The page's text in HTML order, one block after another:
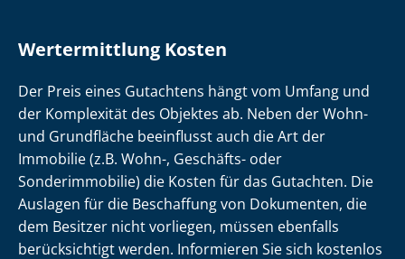
Wertermittlung Kosten
Der Preis eines Gutachtens hängt vom Umfang und
der Komplexität des Objektes ab. Neben der Wohn-
und Grundfläche beeinflusst auch die Art der
Immobilie (z.B. Wohn-, Geschäfts- oder
Sonderimmobilie) die Kosten für das Gutachten. Die
Auslagen für die Beschaffung von Dokumenten, die
dem Besitzer nicht vorliegen, müssen ebenfalls
berücksichtigt werden. Informieren Sie sich kostenlos